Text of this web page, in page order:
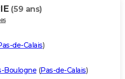
(59 ans)
de-Calais)
Boulogne (Pas-de-Calais)